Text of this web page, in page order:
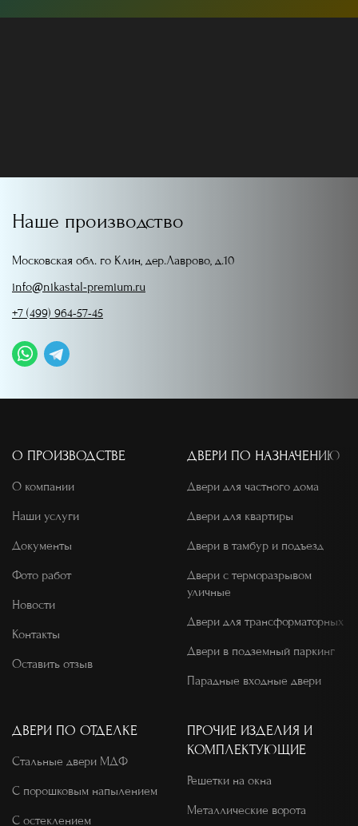
Наше производство
Московская обл. го Клин, дер.Лаврово, д.10
info@nikastal-premium.ru
+7 (499) 964-57-45
О ПРОИЗВОДСТВЕ
О компании
Наши услуги
Документы
Фото работ
Новости
Контакты
Оставить отзыв
ДВЕРИ ПО НАЗНАЧЕНИЮ
Двери для частного дома
Двери для квартиры
Двери в тамбур и подъезд
Двери с терморазрывом
уличные
Двери для трансформаторных
Двери в подземный паркинг
Парадные входные двери
ДВЕРИ ПО ОТДЕЛКЕ
Стальные двери МДФ
С порошковым напылением
С остеклением
ПРОЧИЕ ИЗДЕЛИЯ И
КОМПЛЕКТУЮЩИЕ
Решетки на окна
Металлические ворота